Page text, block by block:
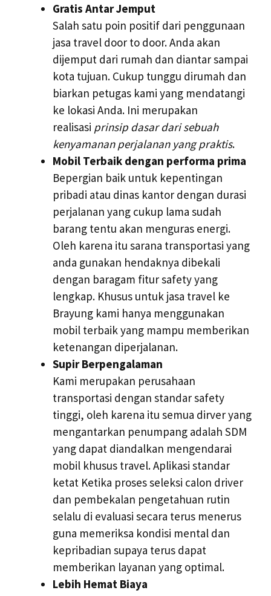
Gratis Antar Jemput
Salah satu poin positif dari penggunaan
jasa travel door to door. Anda akan
dijemput dari rumah dan diantar sampai
kota tujuan. Cukup tunggu dirumah dan
biarkan petugas kami yang mendatangi
ke lokasi Anda. Ini merupakan
realisasi prinsip dasar dari sebuah
kenyamanan perjalanan yang praktis.
Mobil Terbaik dengan performa prima
Bepergian baik untuk kepentingan
pribadi atau dinas kantor dengan durasi
perjalanan yang cukup lama sudah
barang tentu akan menguras energi.
Oleh karena itu sarana transportasi yang
anda gunakan hendaknya dibekali
dengan baragam fitur safety yang
lengkap. Khusus untuk jasa travel ke
Brayung kami hanya menggunakan
mobil terbaik yang mampu memberikan
ketenangan diperjalanan.
Supir Berpengalaman
Kami merupakan perusahaan
transportasi dengan standar safety
tinggi, oleh karena itu semua dirver yang
mengantarkan penumpang adalah SDM
yang dapat diandalkan mengendarai
mobil khusus travel. Aplikasi standar
ketat Ketika proses seleksi calon driver
dan pembekalan pengetahuan rutin
selalu di evaluasi secara terus menerus
guna memeriksa kondisi mental dan
kepribadian supaya terus dapat
memberikan layanan yang optimal.
Lebih Hemat Biaya